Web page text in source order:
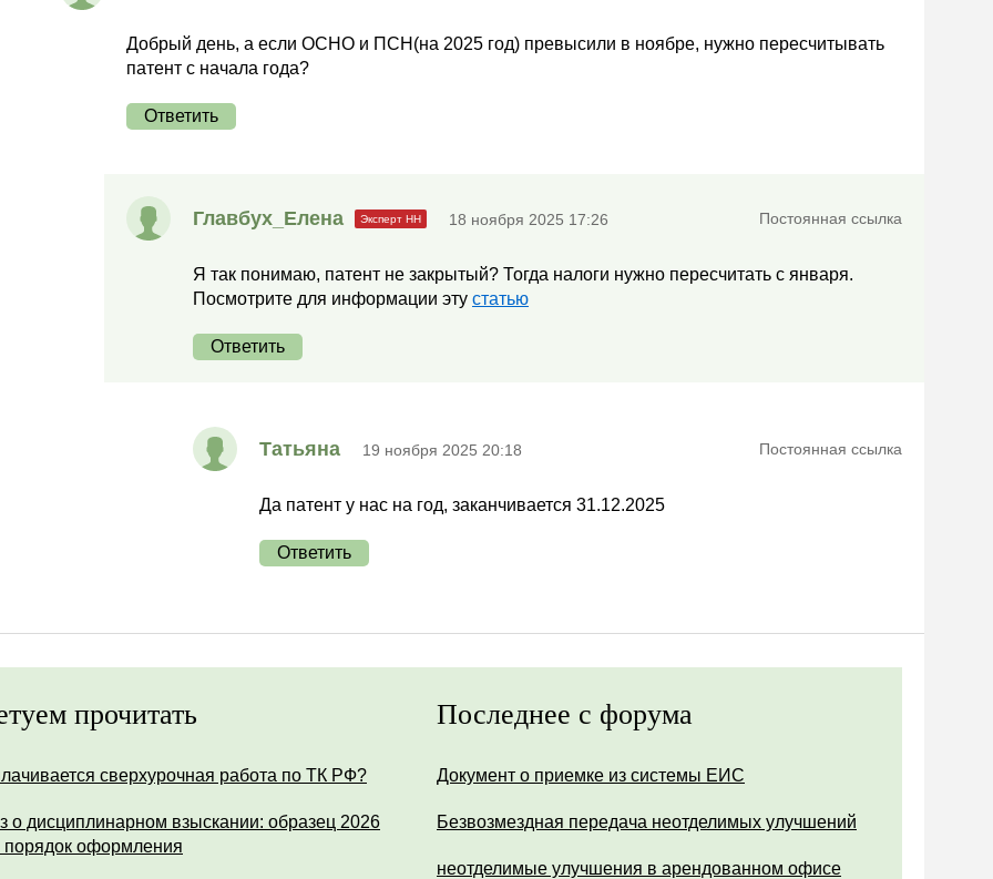
Добрый день, а если ОСНО и ПСН(на 2025 год) превысили в ноябре, нужно пересчитывать
патент с начала года?
Ответить
Главбух_Елена 18 ноября 2025 17:26 Постоянная ссылка
Я так понимаю, патент не закрытый? Тогда налоги нужно пересчитать с января.
Посмотрите для информации эту статью
Ответить
Татьяна 19 ноября 2025 20:18 Постоянная ссылка
Да патент у нас на год, заканчивается 31.12.2025
Ответить
прочитать
сверхурочная работа по ТК РФ?
о дисциплинарном взыскании: образец 2026
порядок оформления
Последнее с форума
Документ о приемке из системы ЕИС
Безвозмездная передача неотделимых улучшений
неотделимые улучшения в арендованном офисе